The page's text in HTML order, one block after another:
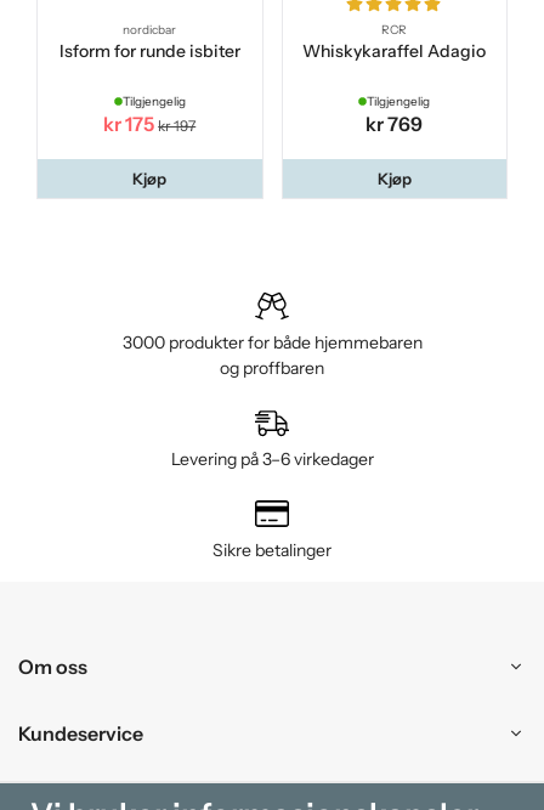
nordicbar
Isform for runde isbiter
Tilgjengelig
kr 175 kr 197
Kjøp
RCR
Whiskykaraffel Adagio
Tilgjengelig
kr 769
Kjøp
3000 produkter for både hjemmebaren
og proffbaren
Levering på 3–6 virkedager
Sikre betalinger
Om oss
Kundeservice
Kjøpesenter